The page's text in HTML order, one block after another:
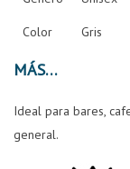
Color Gris
MÁS
Ideal para bares,
general.